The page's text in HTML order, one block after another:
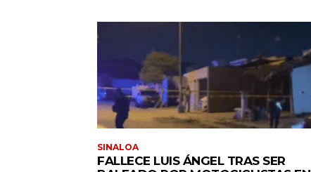
SINALOA
FALLECE LUIS ÁNGEL TRAS SER